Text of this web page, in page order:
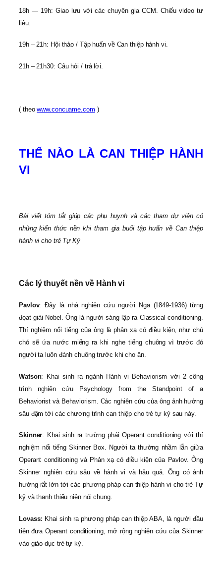
18h — 19h: Giao lưu với các chuyên gia CCM. Chiếu video tư
liệu.
19h – 21h: Hội thảo / Tập huấn về Can thiệp hành vi.
21h – 21h30: Câu hỏi / trả lời.
( theowww.concuame.com )
THẾ NÀO LÀ CAN THIỆP HÀNH
VI
Bài viết tóm tắt giúp các phụ huynh và các tham dự viên có
những kiến thức nền khi tham gia buổi tập huấn về Can thiệp
hành vi cho trẻ Tự Kỷ
Các lý thuyết nền về Hành vi
Pavlov: Đây là nhà nghiên cứu người Nga (1849-1936) từng
đọat giải Nobel. Ông là người sáng lập ra Classical conditioning.
Thí nghiệm nổi tiếng của ông là phản xạ có điều kiện, như chú
chó sẽ ứa nước miếng ra khi nghe tiếng chuông vì trước đó
người ta luôn đánh chuông trước khi cho ăn.
Watson: Khai sinh ra ngành Hành vi Behaviorism với 2 công
trình nghiên cứu Psychology from the Standpoint of a
Behaviorist và Behaviorism. Các nghiên cứu của ông ảnh hưởng
sâu đậm tới các chương trình can thiệp cho trẻ tự kỷ sau này.
Skinner: Khai sinh ra trường phái Operant conditioning với thí
nghiệm nổi tiếng Skinner Box. Người ta thường nhầm lẫn giữa
Operant conditioning và Phản xạ có điều kiện của Pavlov. Ông
Skinner nghiên cứu sâu về hành vi và hậu quả. Ông có ảnh
hưởng rất lớn tới các phương pháp can thiệp hành vi cho trẻ Tự
kỷ và thanh thiếu niên nói chung.
Lovass: Khai sinh ra phương pháp can thiệp ABA, là người đầu
tiên đưa Operant conditioning, mở rộng nghiên cứu của Skinner
vào giáo dục trẻ tự kỷ.